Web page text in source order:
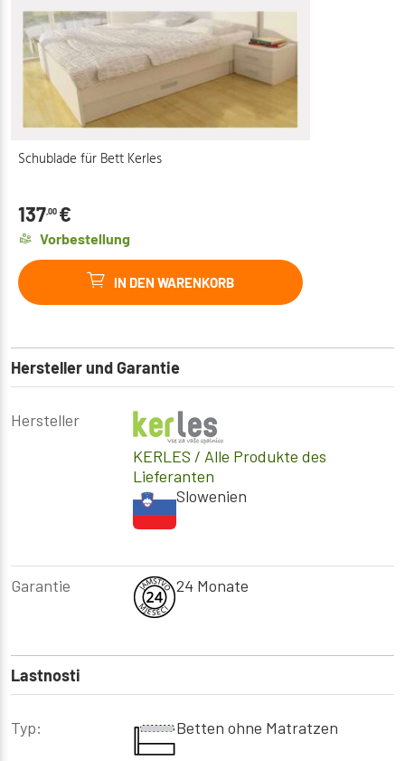
Schublade für Bett Kerles
137,00 €
Vorbestellung
IN DEN WARENKORB
Hersteller und Garantie
Hersteller
KERLES / Alle Produkte des
Lieferanten
Slowenien
Garantie 24 Monate
Lastnosti
Typ: Betten ohne Matratzen